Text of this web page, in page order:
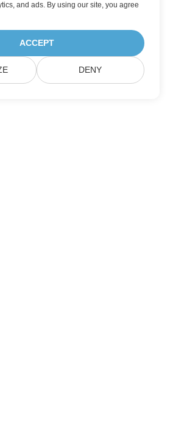
and ads. By using our site, you agree
ACCEPT
DENY